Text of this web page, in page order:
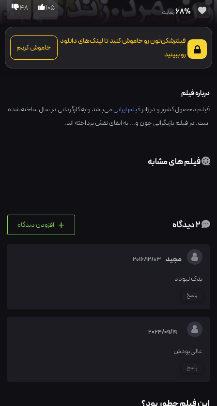
68%رضایت 105
48
فیلترشکن‌تون رو خاموش کنید تا لینک‌های دانلود
رو ببینید
خاموش کردم
درباره فیلم
فیلم محصول کشور و در ژانرفیلم ایرانیمی‌باشد و به کارگردانی در سال ساخته شده
است. در فیلم بازیگرانی چون و... به ایفای نقش پرداخته اند.
فیلم های مشابه
+ افزودن دیدگاه
مجید 2016/12/03
بدک نبودد
پاسخ
2024/09/19
عالی‌بودش
پاسخ